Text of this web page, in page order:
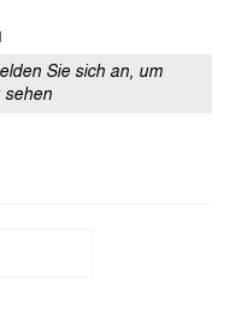
Sie sich an, um
sehen